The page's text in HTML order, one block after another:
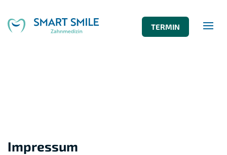
TERMIN
Impressum